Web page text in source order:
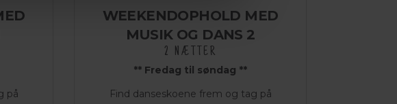
på
WEEKENDOPHOLD MED
MUSIK OG DANS 2
2 NÆTTER
** Fredag til søndag **
Find danseskoene frem og tag på